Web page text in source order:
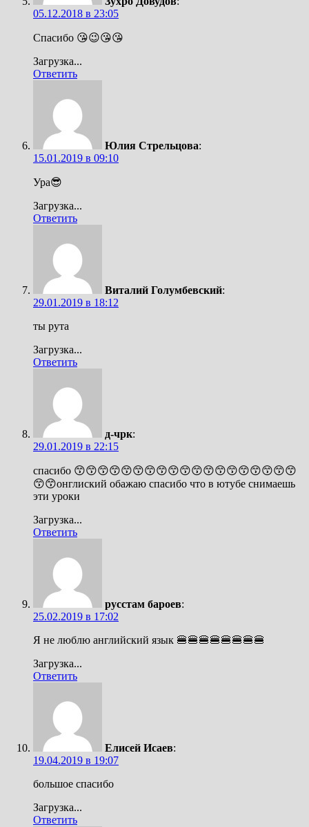
05.12.2018 в 23:05
Спасибо 😘😉😘😘
Загрузка...
Ответить
Юлия Стрельцова:
15.01.2019 в 09:10
Ура😎
Загрузка...
Ответить
Виталий Голумбевский:
29.01.2019 в 18:12
ты рута
Загрузка...
Ответить
д-чрк:
29.01.2019 в 22:15
спасибо 😙😙😙😙😙😙😙😙😙😙😙😙😙😙😙😙😙😙😙
😙😙онглиский обажаю спасибо что в ютубе снимаешь
эти уроки
Загрузка...
Ответить
русстам бароев:
25.02.2019 в 17:02
Я не люблю английский язык 🍔🍔🍔🍔🍔🍔🍔🍔
Загрузка...
Ответить
Елисей Исаев:
19.04.2019 в 19:07
большое спасибо
Загрузка...
Ответить